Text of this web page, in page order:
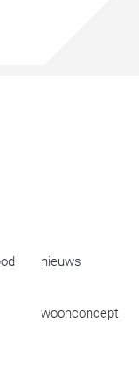
nieuws
woonconcept